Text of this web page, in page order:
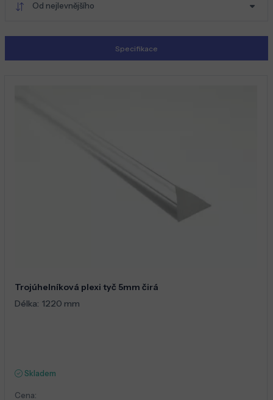
Od nejlevnějšího
Specifikace
Trojúhelníková plexi tyč 5mm čirá
Délka: 1220 mm
Skladem
Cena: